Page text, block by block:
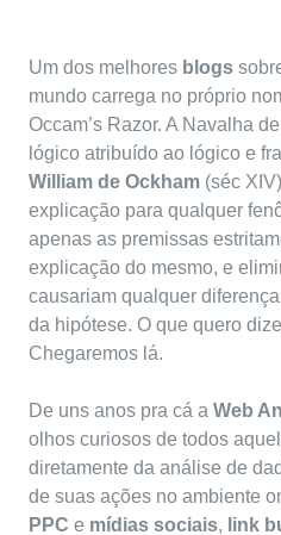
Um dos melhores blogs
mundo carrega no próprio
Occam’s Razor. A Navalha de
lógico atribuído ao lógico e
William de Ockham (séc
explicação para qualquer
apenas as premissas
explicação do mesmo, e
causariam qualquer
da hipótese. O que quero
Chegaremos lá.
De uns anos pra cá a Web
olhos curiosos de todos
diretamente da análise de
de suas ações no ambiente
PPC e mídias sociais, link